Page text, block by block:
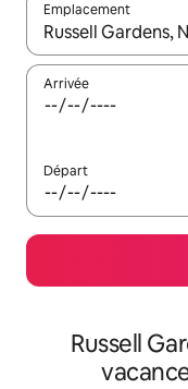
Emplacement
Quand les résultats
Arrivée
Départ
Russell